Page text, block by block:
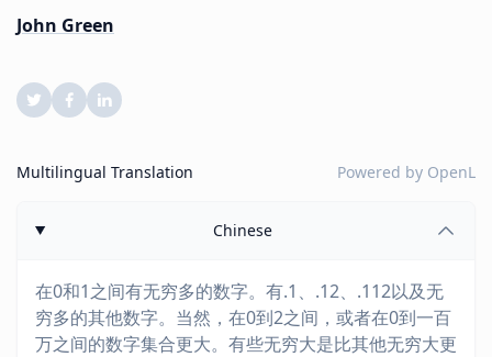
John Green
Multilingual Translation Powered by OpenL
Chinese
在0和1之间有无穷多的数字。有.1、.12、.112以及无
穷多的其他数字。当然，在0到2之间，或者在0到一百
万之间的数字集合更大。有些无穷大是比其他无穷大更